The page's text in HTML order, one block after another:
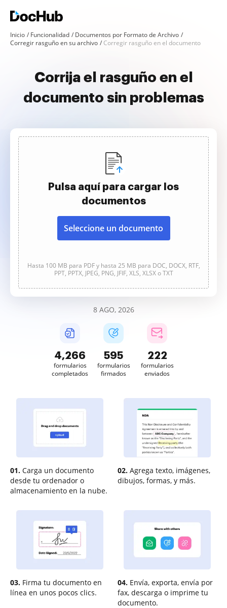
Inicio Funcionalidad
Documentos por Formato de Archivo
Corregir rasguño en su archivo
Corregir rasguño en el documento
Corrija el rasguño en el
documento sin problemas
Pulsa aquí para cargar los
documentos
Seleccione un documento
Hasta 100 MB para PDF y hasta 25 MB para DOC, DOCX, RTF,
PPT, PPTX, JPEG, PNG, JFIF, XLS, XLSX o TXT
8 AGO, 2026
4,266
formularios
completados
595
formularios
firmados
222
formularios
enviados
01. Carga un documento
desde tu ordenador o
almacenamiento en la nube.
02. Agrega texto, imágenes,
dibujos, formas, y más.
03. Firma tu documento en
línea en unos pocos clics.
04. Envía, exporta, envía por
fax, descarga o imprime tu
documento.